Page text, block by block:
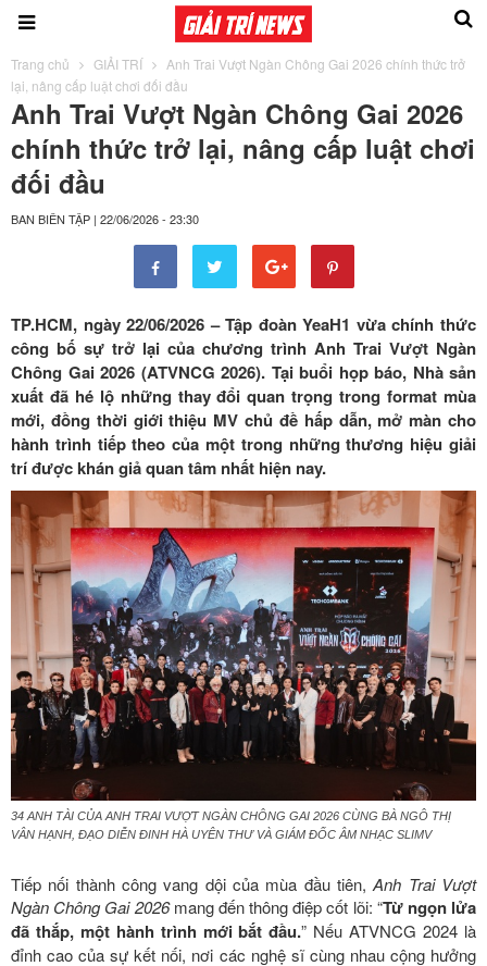
Trang chủ GIẢI TRÍ
Anh Trai Vượt Ngàn Chông Gai 2026 chính thức trở
lại, nâng cấp luật chơi đối đầu
Anh Trai Vượt Ngàn Chông Gai 2026
chính thức trở lại, nâng cấp luật chơi
đối đầu
BAN BIÊN TẬP | 22/06/2026 - 23:30
TP.HCM, ngày 22/06/2026 – Tập đoàn YeaH1 vừa chính thức
công bố sự trở lại của chương trình Anh Trai Vượt Ngàn
Chông Gai 2026 (ATVNCG 2026). Tại buổi họp báo, Nhà sản
xuất đã hé lộ những thay đổi quan trọng trong format mùa
mới, đồng thời giới thiệu MV chủ đề hấp dẫn, mở màn cho
hành trình tiếp theo của một trong những thương hiệu giải
trí được khán giả quan tâm nhất hiện nay.
34 ANH TÀI CỦA ANH TRAI VƯỢT NGÀN CHÔNG GAI 2026 CÙNG BÀ NGÔ THỊ
VÂN HẠNH, ĐẠO DIỄN ĐINH HÀ UYÊN THƯ VÀ GIÁM ĐỐC ÂM NHẠC SLIMV
Tiếp nối thành công vang dội của mùa đầu tiên,Anh Trai Vượt
Ngàn Chông Gai 2026mang đến thông điệp cốt lõi: “Từ ngọn lửa
đã thắp, một hành trình mới bắt đầu.” Nếu ATVNCG 2024 là
đỉnh cao của sự kết nối, nơi các nghệ sĩ cùng nhau cộng hưởng